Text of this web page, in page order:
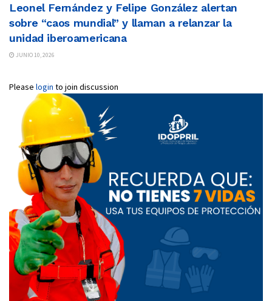
Leonel Fernández y Felipe González alertan
sobre “caos mundial” y llaman a relanzar la
unidad iberoamericana
JUNIO 10, 2026
Please login to join discussion